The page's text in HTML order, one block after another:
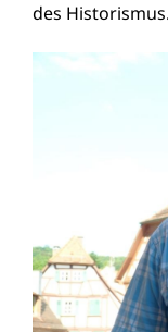
des Historismus.